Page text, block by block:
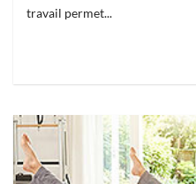
travail permet...